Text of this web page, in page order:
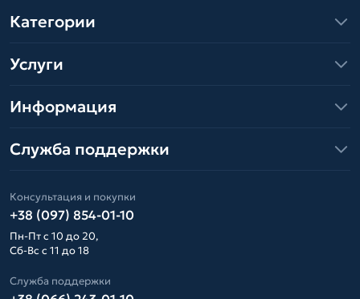
Категории
Услуги
Информация
Служба поддержки
Консультация и покупки
+38 (097) 854-01-10
Пн-Пт с 10 до 20,
Сб-Вс с 11 до 18
Служба поддержки